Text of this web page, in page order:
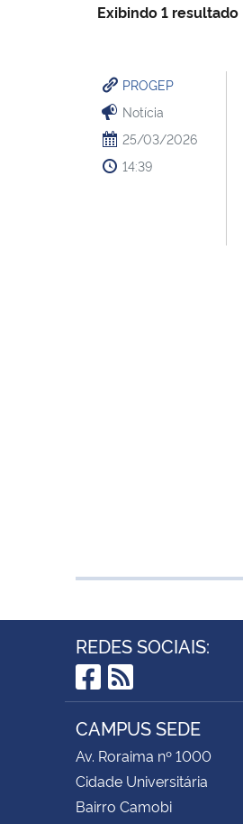
Exibindo 1 resultado
PROGEP
Notícia
25/03/2026
14:39
REDES SOCIAIS:
Facebook
RSS
CAMPUS SEDE
Av. Roraima nº 1000
Cidade Universitária
Bairro Camobi